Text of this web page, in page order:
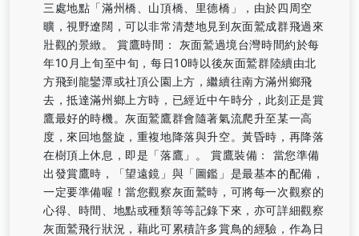
三處地點「滿州橋、山頂橋、里德橋」，由於四周空
曠，視野遼闊，可以非常清楚地見到灰面鷲成群飛過來
壯觀的景緻。 賞鷹時間： 灰面鷲過境台灣時間約於每
年10月上旬至中旬，每日10時以後灰面鷲群陸續由北
方飛到龍鑾潭或社頂公園上方，繼續往南方滿州鄉飛
去，抵達滿州鄉上方時，已經近中午時分，此刻正是賞
鷹最好的時機。灰面鷲鷹群會隨著氣流爬升至某一高
度，來回地盤旋，重複地降落與升空。黃昏時，再降落
在樹頂上休息，即是「落鷹」。 賞鷹裝備： 當您準備
出發賞鷹時，「望遠鏡」與「圖鑑」是最基本的配備，
一定要準備喔！當您觀察灰面鷲時，可將每一次觀察的
心得、時間、地點或種類等等記錄下來，亦可詳細觀察
灰面鷲飛行狀況，藉此可累積許多賞鳥的經驗，作為日